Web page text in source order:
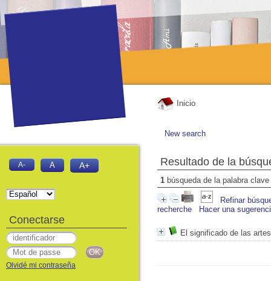
Inicio
New search
Resultado de la
1 búsqueda de la palabra clave
Refinar
recherche
Hacer una
El significado de las
A- A A+
Conectarse
Olvidé mi contraseña